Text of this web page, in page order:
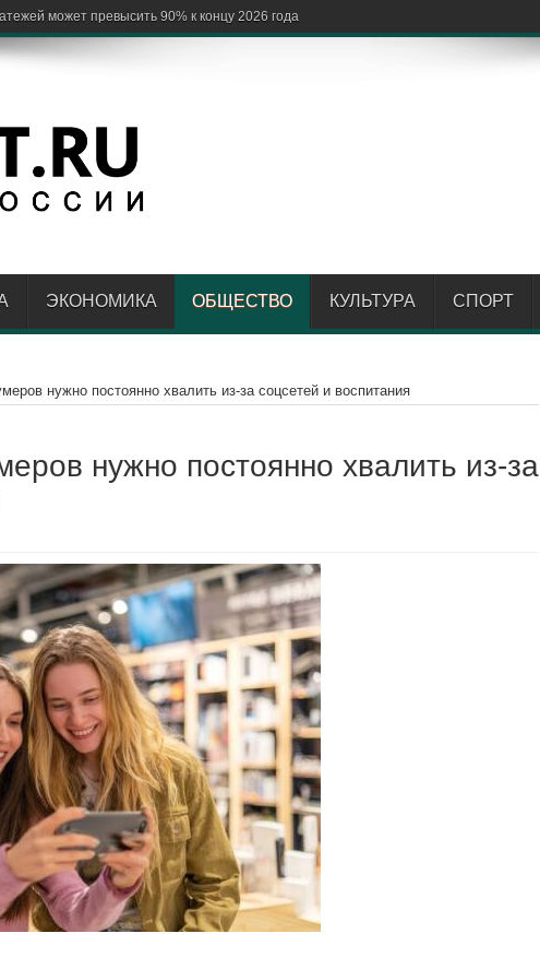
ЭКОНОМИКА ОБЩЕСТВО КУЛЬТУРА СПОРТ
нужно постоянно хвалить из-за соцсетей и воспитания
нужно постоянно хвалить из-за